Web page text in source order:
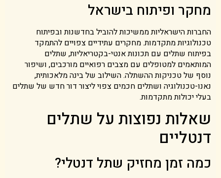
מחקר ופיתוח בישראל
החברות הישראליות ממשיכות להוביל בחדשנות ובפיתוח
טכנולוגיות מתקדמות. מחקרים עתידיים צפויים להתמקד
בפיתוח שתלים עם תכונות אנטי-בקטריאליות, שתלים
המותאמים למטופלים עם מצבים רפואיים מורכבים, ושיפור
נוסף של טכניקות ההשתלה. השילוב של בינה מלאכותית,
נאנו-טכנולוגיה ושתלים חכמים צפוי ליצור דור חדש של שתלים
בעלי יכולות מתקדמות.
שאלות נפוצות על שתלים
דנטליים
כמה זמן מחזיק שתל דנטלי?